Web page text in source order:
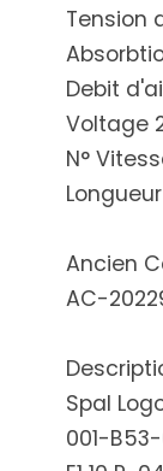
Tension
Debit
Voltage
N°
Ancien
AC-
Spal
001-